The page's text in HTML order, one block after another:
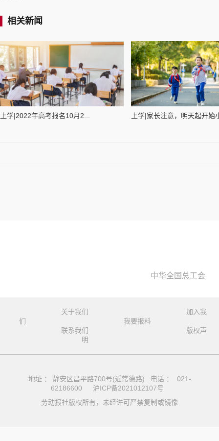
相关新闻
上学|2022年高考报名10月2... 上学|家长注意，明天起开始
中华全国总工会
关于我们
加入我
们
我要报料
联系我们
版权声
明
地址 ： 静安区昌平路700号(近常德路) 电话 ： 021-
62186600
沪ICP备2021012107号
劳动报社版权所有，未经许可严禁复制或镜像